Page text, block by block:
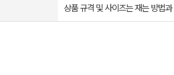
상품 규격 및 사이즈는 재는 방법